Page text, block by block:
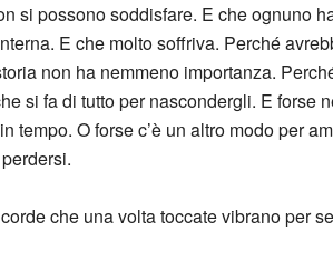
si possono soddisfare. E che ognuno
E che molto soffriva. Perché
non ha nemmeno importanza.
si fa di tutto per nascondergli. E forse
tempo. O forse c’è un altro modo per
che una volta toccate vibrano per